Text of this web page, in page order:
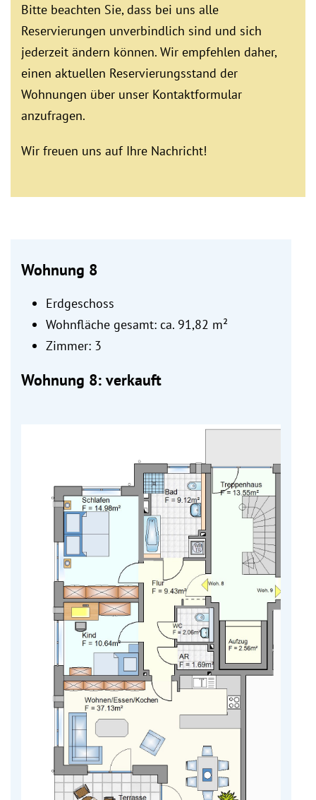
Bitte beachten Sie, dass bei uns alle
Reservierungen unverbindlich sind und sich
jederzeit ändern können. Wir empfehlen daher,
einen aktuellen Reservierungsstand der
Wohnungen über unser Kontaktformular
anzufragen.
Wir freuen uns auf Ihre Nachricht!
Wohnung 8
Erdgeschoss
Wohnfläche gesamt: ca. 91,82 m²
Zimmer: 3
Wohnung 8: verkauft